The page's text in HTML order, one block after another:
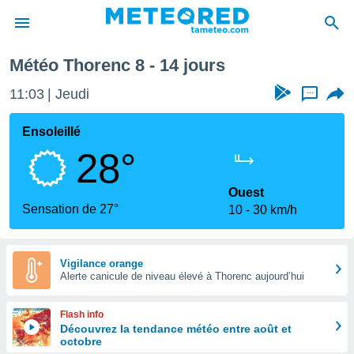
de
Météo Thorenc 8 - 14 jours
11:03 Jeudi ...
Ensoleillé
28°
Sensation de 27°
Ouest
10
30 km/h
Vigilance orange
Alerte canicule de niveau élevé à Thorenc aujourd’hui
Flash info
Découvrez la tendance météo entre août et
octobre